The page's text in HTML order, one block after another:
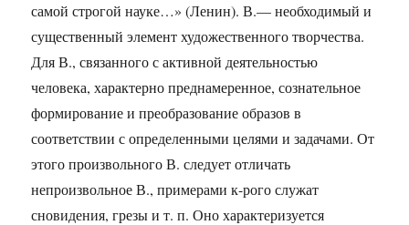
самой строгой науке…» (Ленин). В.— необходимый и
существенный элемент художественного творчества.
Для В., связанного с активной деятельностью
человека, характерно преднамеренное, сознательное
формирование и преобразование образов в
соответствии с определенными целями и задачами. От
этого произвольного В. следует отличать
непроизвольное В., примерами к-рого служат
сновидения, грезы и т. п. Оно характеризуется